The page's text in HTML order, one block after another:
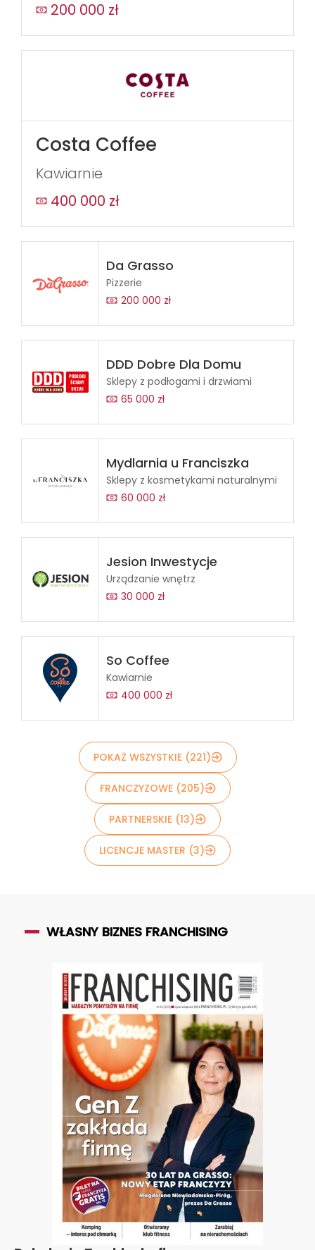
200 000 zł
Costa Coffee
Kawiarnie
400 000 zł
Da Grasso
Pizzerie
200 000 zł
DDD Dobre Dla Domu
Sklepy z podłogami i drzwiami
65 000 zł
Mydlarnia u Franciszka
Sklepy z kosmetykami naturalnymi
60 000 zł
Jesion Inwestycje
Urządzanie wnętrz
30 000 zł
So Coffee
Kawiarnie
400 000 zł
POKAŻ WSZYSTKIE (221)
FRANCZYZOWE (205)
PARTNERSKIE (13)
LICENCJE MASTER (3)
WŁASNY BIZNES FRANCHISING